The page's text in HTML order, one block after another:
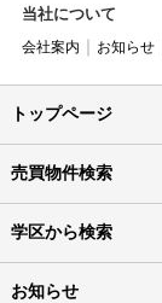
当社について
会社案内 お知らせ
トップページ
売買物件検索
学区から検索
お知らせ